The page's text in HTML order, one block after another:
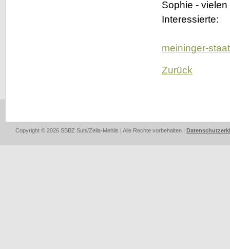
Sophie -
Interessierte:
meininger-
Zurück
Copyright © 2026 SBBZ Suhl/Zella-Mehlis | Alle Rechte vorbehalten |